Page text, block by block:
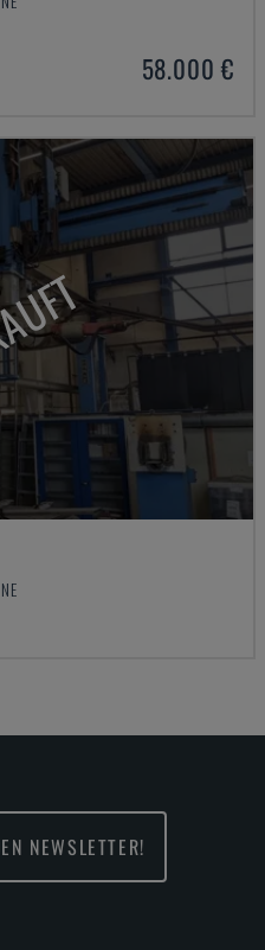
58.000 €
NEWSLETTER!